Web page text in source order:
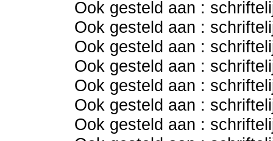
Ook gesteld aan :
Ook gesteld aan :
Ook gesteld aan :
Ook gesteld aan :
Ook gesteld aan :
Ook gesteld aan :
Ook gesteld aan :